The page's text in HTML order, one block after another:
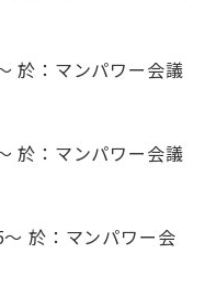
於：マンパワー会議
於：マンパワー会議
於：マンパワー会